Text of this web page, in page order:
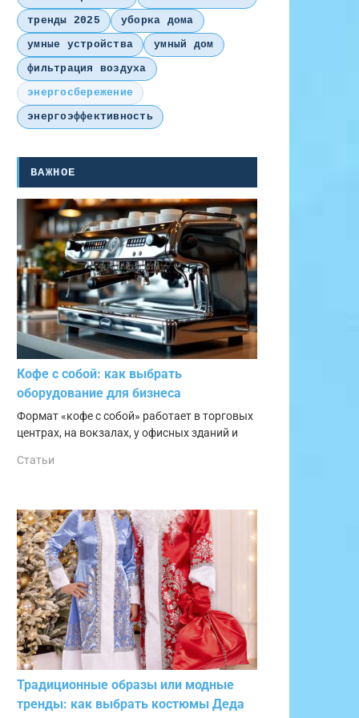
тренды 2025
уборка дома
умные устройства
умный дом
фильтрация воздуха
энергосбережение
энергоэффективность
ВАЖНОЕ
Кофе с собой: как выбрать
оборудование для бизнеса
Формат «кофе с собой» работает в торговых
центрах, на вокзалах, у офисных зданий и
Статьи
Традиционные образы или модные
тренды: как выбрать костюмы Деда